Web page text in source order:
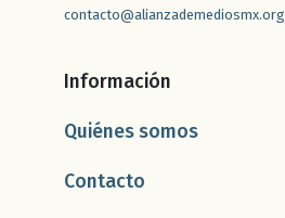
contacto@alianzademediosmx.org
Información
Quiénes somos
Contacto